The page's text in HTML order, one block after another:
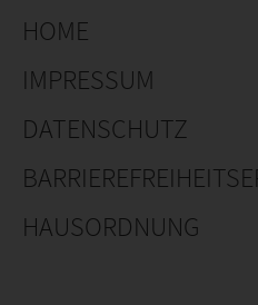
HOME
IMPRESSUM
DATENSCHUTZ
HAUSORDNUNG